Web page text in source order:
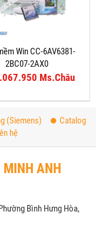
Win CC-6AV6381-
2BC07-2AX0
Ms.Châu
(Siemens)
Catalog
hệ
ANH
Bình Hưng Hòa,